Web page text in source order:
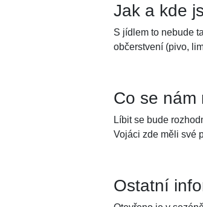
Jak a kde
S jídlem to nebude
občerstvení (pivo,
Co se nám
Líbit se bude
Vojáci zde měli své
Ostatní